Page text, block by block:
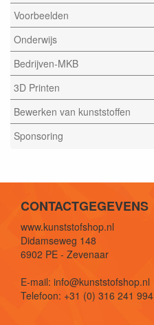
Voorbeelden
Onderwijs
Bedrijven-MKB
3D Printen
Bewerken van kunststoffen
Sponsoring
CONTACTGEGEVENS
www.kunststofshop.nl
Didamseweg 148
6902 PE - Zevenaar
E-mail: info@kunststofshop.nl
Telefoon: +31 (0) 316 241 994